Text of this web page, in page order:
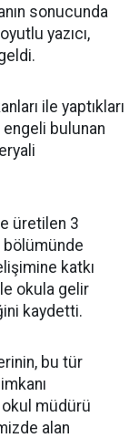
sonucunda
yazıcı,
ile yaptıkları
engeli bulunan
üretilen 3
bölümünde
katkı
okula gelir
kaydetti.
bu tür
müdürü
alan